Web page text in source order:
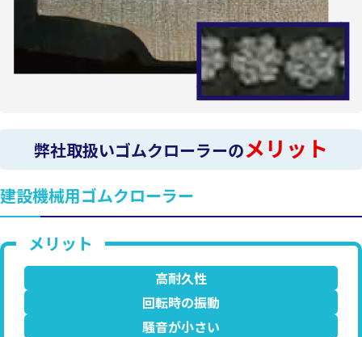
弊社取扱いゴムクローラーのメリット
建設機械用ゴムクローラー
高耐久性
回転時の振動
騒音が小さい